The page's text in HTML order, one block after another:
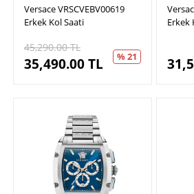
Versace VRSCVEBV00619
Erkek Kol Saati
45,290.00TL
35,490.00TL % 21
Erkek